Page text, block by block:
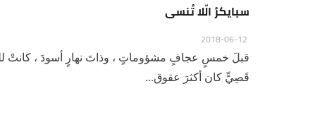
سبايكرُ الّلا تُنسى
قبلَ خمسٍ عجافٍ مشؤوماتٍ ، وذاتَ نهارٍ أسودَ ، كانتْ
قَصِيٍّ كان أكثرَ عقوق...